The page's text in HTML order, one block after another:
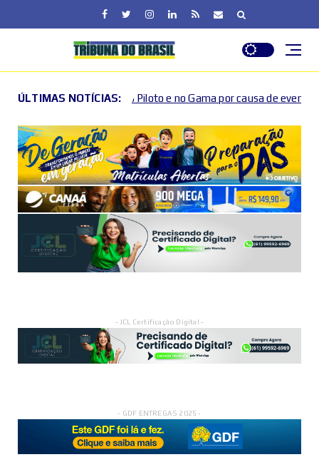
ÚLTIMAS NOTÍCIAS:
Piloto e no Gama por causa de eventos esportivos e culturais
- JCL Certificação Digital -
- GDF ENTREGAS 2025 -